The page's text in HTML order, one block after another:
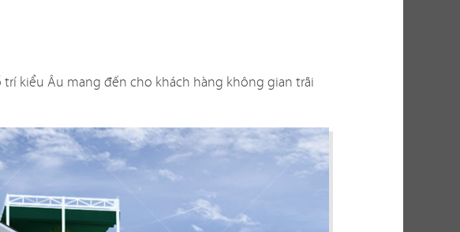
tố trên là một bài toán không
mang đến cho bạn những
tiếp thiết kế và thi công:
kiểu Âu mang đến cho khách hàng không gian trãi